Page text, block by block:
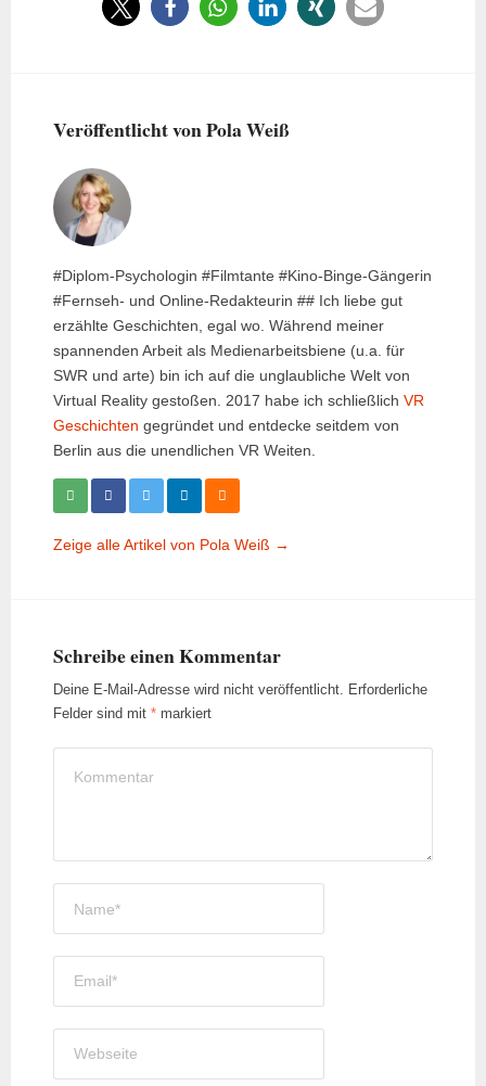
Veröffentlicht von Pola Weiß
#Diplom-Psychologin #Filmtante #Kino-Binge-Gängerin
#Fernseh- und Online-Redakteurin ## Ich liebe gut
erzählte Geschichten, egal wo. Während meiner
spannenden Arbeit als Medienarbeitsbiene (u.a. für
SWR und arte) bin ich auf die unglaubliche Welt von
Virtual Reality gestoßen. 2017 habe ich schließlich VR
Geschichten gegründet und entdecke seitdem von
Berlin aus die unendlichen VR Weiten.
Zeige alle Artikel von Pola Weiß →
Schreibe einen Kommentar
Deine E-Mail-Adresse wird nicht veröffentlicht. Erforderliche
Felder sind mit *markiert